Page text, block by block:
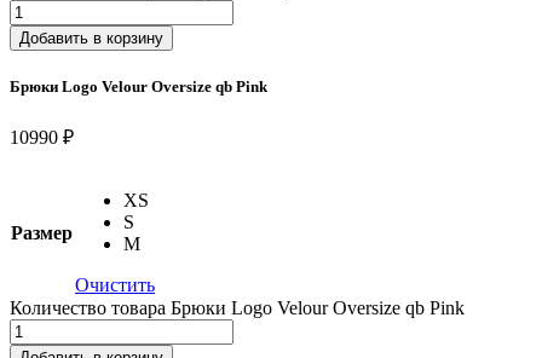
Добавить в корзину
Брюки Logo Velour Oversize qb Pink
10990 ₽
Размер
XS
S
M
Очистить
Количество товара Брюки Logo Velour Oversize qb Pink